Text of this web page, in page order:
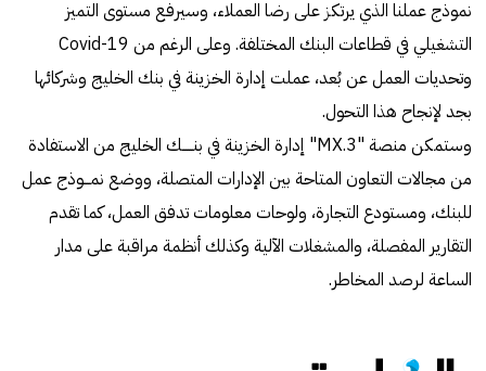
نموذج عملنا الذي يرتكز على رضا العملاء، وسيرفع مستوى التميز
التشغيلي في قطاعات البنك المختلفة. وعلى الرغم من Covid-19
وتحديات العمل عن بُعد، عملت إدارة الخزينة في بنك الخليج وشركائها
بجد لإنجاح هذا التحول.
وستمكن منصة "MX.3" إدارة الخزينة في بنـــــك الخليج من الاستفادة
من مجالات التعاون المتاحة بين الإدارات المتصلة، ووضع نمـــوذج عمل
للبنك، ومستودع التجارة، ولوحات معلومات تدفق العمل، كما تقدم
التقارير المفصلة، والمشغلات الآلية وكذلك أنظمة مراقبة على مدار
الساعة لرصد المخاطر.